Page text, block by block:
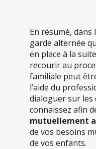
En résumé, dans
garde alternée
en place à la
recourir au
familiale peut
l’aide du
dialoguer sur les
connaissez afin
mutuellement
de vos besoins
de vos enfants.